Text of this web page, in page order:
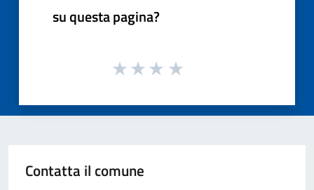
su questa pagina?
Contatta il comune